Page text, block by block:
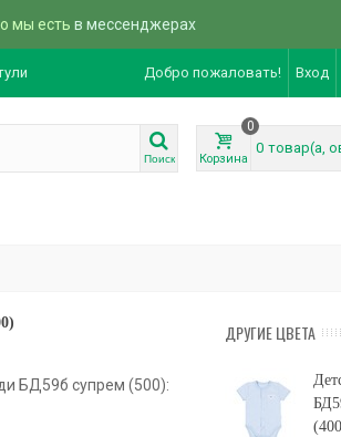
мы есть в мессенджерах
Добро пожаловать! Вход
Поиск Корзина
0
0 товар(а,
БД59б супрем (500):
ДРУГИЕ ЦВЕТА